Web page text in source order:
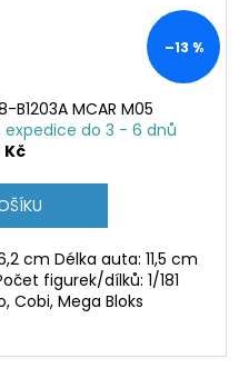
–13 %
MCAR M05
expedice do 3 - 6 dnů
Kč
cm Délka auta: 11,5 cm
figurek/dílků: 1/181
Cobi, Mega Bloks